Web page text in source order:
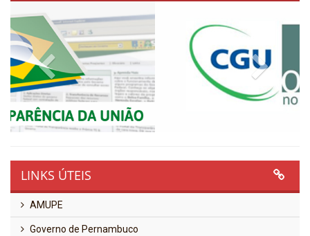
Previous Next
LINKS ÚTEIS
AMUPE
Governo de Pernambuco